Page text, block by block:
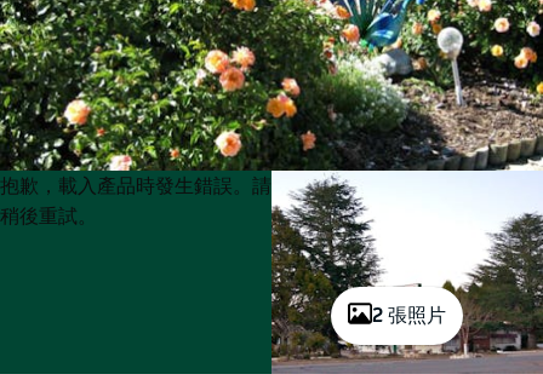
2 張照片
Product
List
Product
List
抱歉，載入產品時發生錯誤。請
稍後重試。